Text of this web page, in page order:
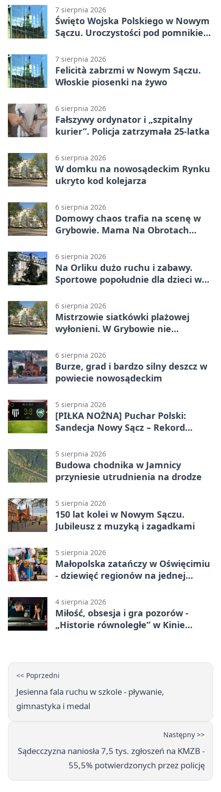
7 sierpnia 2026
Święto Wojska Polskiego w Nowym
Sączu. Uroczystości pod pomnikiem
7 sierpnia 2026
Felicità zabrzmi w Nowym Sączu.
Włoskie piosenki na żywo
6 sierpnia 2026
Fałszywy ordynator i „szpitalny
kurier”. Policja zatrzymała 25-latka
6 sierpnia 2026
W domku na nowosądeckim Rynku
ukryto kod kolejarza
6 sierpnia 2026
Domowy chaos trafia na scenę w
Grybowie. Mama Na Obrotach
6 sierpnia 2026
Na Orliku dużo ruchu i zabawy.
Sportowe popołudnie dla dzieci w
6 sierpnia 2026
Mistrzowie siatkówki plażowej
wyłonieni. W Grybowie nie
6 sierpnia 2026
Burze, grad i bardzo silny deszcz w
powiecie nowosądeckim
5 sierpnia 2026
[PIŁKA NOŻNA] Puchar Polski:
Sandecja Nowy Sącz – Rekord
5 sierpnia 2026
Budowa chodnika w Jamnicy
przyniesie utrudnienia na drodze
5 sierpnia 2026
150 lat kolei w Nowym Sączu.
Jubileusz z muzyką i zagadkami
5 sierpnia 2026
Małopolska zatańczy w Oświęcimiu
- dziewięć regionów na jednej
4 sierpnia 2026
Miłość, obsesja i gra pozorów -
„Historie równoległe” w Kinie
<< Poprzedni
Jesienna fala ruchu w szkole - pływanie,
gimnastyka i medal
Następny >>
Sądecczyzna naniosła 7,5 tys. zgłoszeń na KMZB -
55,5% potwierdzonych przez policję